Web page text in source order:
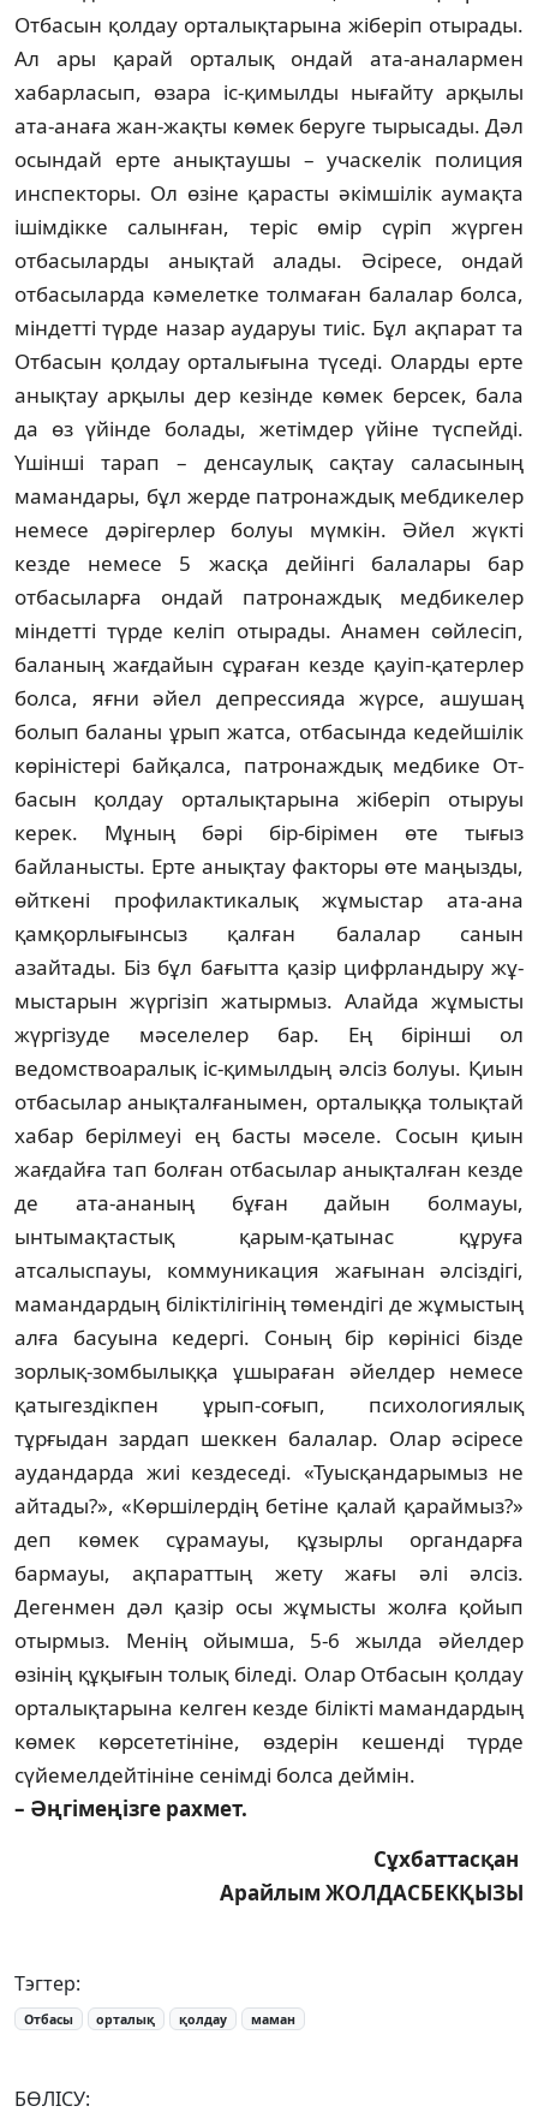
Отбасын қолдау орта­лық­тарына жіберіп отырады.
Ал ары қарай орталық ондай ата-аналармен
хабарласып, өзара іс-қимылды ны­ғайту арқылы
ата-анаға жан-жақты көм­ек беруге тырысады. Дәл
осын­дай ерте анықтаушы – учаскелік полиция
инспекторы. Ол өзіне қарасты әкімшілік аумақта
ішім­дік­ке салынған, теріс өмір сүріп жүрген
отбасыларды анықтай алады. Әсіре­се, ондай
отбасыларда кәмелетке толмаған балалар болса,
міндетті түр­де назар аударуы тиіс. Бұл ақпа­рат та
Отбасын қолдау орталығына түседі. Оларды ерте
анықтау арқылы дер кезінде көмек берсек, бала
да өз үйінде болады, жетімдер үйіне түс­пей­ді.
Үшінші тарап – денсаулық сақт­ау саласының
мамандары, бұл жер­де патронаждық мебдикелер
не­месе дәрігерлер болуы мүмкін. Әйел жүкті
кезде немесе 5 жасқа дейінгі балалары бар
отбасыларға ондай патронаждық медбикелер
міндетті түрде келіп отырады. Ана­мен сөйлесіп,
баланың жағдайын сұраған кезде қауіп-қатерлер
болса, яғни әйел депрессияда жүрсе, ашу­шаң
болып баланы ұрып жатса, от­басында кедейшілік
көріністері бай­қалса, патронаждық медбике От­
басын қолдау орталықтарына жі­беріп отыруы
керек. Мұның бәрі бір-бірімен өте тығыз
байланысты. Ерте анықтау факторы өте маңызды,
өйткені профилактикалық жұмыс­тар ата-ана
қамқорлығынсыз қалған бала­лар санын
азайтады. Біз бұл ба­ғытта қазір цифрландыру жұ­
мыс­тарын жүргізіп жатырмыз. Алайда жұмысты
жүргізуде мәселелер бар. Ең бірінші ол
ведомствоаралық іс-қимылдың әлсіз болуы. Қиын
отба­сылар анықталғанымен, орталыққа толықтай
хабар берілмеуі ең басты мәселе. Сосын қиын
жағдайға тап болған отбасылар анықталған кезде
де ата-ананың бұған дайын болмауы,
ынтымақтастық қарым-қатынас құруға
атсалыспауы, коммуникация жағынан әлсіздігі,
мамандардың бі­ліктілігінің төмендігі де жұмыстың
алға басуына кедергі. Соның бір көрінісі бізде
зорлық-зомбылыққа ұшы­раған әйелдер немесе
қаты­гез­дікпен ұрып-соғып, психологиялық
тұрғыдан зардап шеккен балалар. Олар әсіресе
аудандарда жиі кез­де­седі. «Туысқандарымыз не
айтады?», «Көршілердің бетіне қалай қарай­мыз?»
деп көмек сұрамауы, құзырлы органдарға
бармауы, ақпараттың жету жағы әлі әлсіз.
Дегенмен дәл қа­зір осы жұмысты жолға қойып
отыр­мыз. Менің ойымша, 5-6 жылда әйел­дер
өзінің құқығын толық біле­ді. Олар Отбасын қолдау
орталық­тары­на келген кезде білікті маман­дар­дың
көмек көрсететініне, өздерін кешенді түрде
сүйемелдейтініне се­німді болса деймін.
– Әңгімеңізге рахмет.
Сұхбаттасқан
Арайлым ЖОЛДАСБЕКҚЫЗЫ
Тэгтер:
Отбасы орталық қолдау маман
БӨЛІСУ: